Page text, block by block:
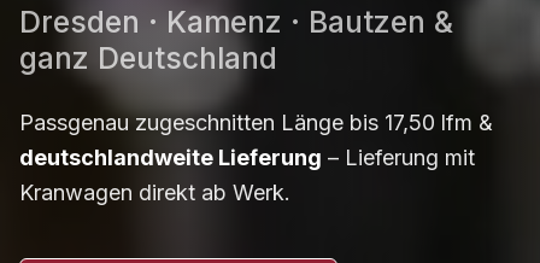
Dresden · Kamenz · Bautzen &
ganz Deutschland
Passgenau zugeschnitten Länge bis 17,50 lfm &
deutschlandweite Lieferung – Lieferung mit
Kranwagen direkt ab Werk.